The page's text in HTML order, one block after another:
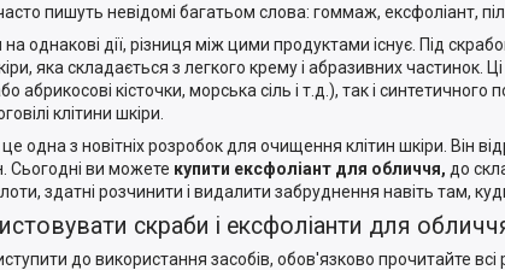
пишуть невідомі багатьом слова: гоммаж, ексфоліант,
однакові дії, різниця між цими продуктами існує. Під
яка складається з легкого крему і абразивних частинок.
абрикосові кісточки, морська сіль і т.д.), так і
клітини шкіри.
це одна з новітніх розробок для очищення клітин шкіри. Він
Сьогодні ви можете купити ексфоліант для обличчя, до
здатні розчинити і видалити забруднення навіть там,
скраби і ексфоліанти для
до використання засобів, обов'язково прочитайте